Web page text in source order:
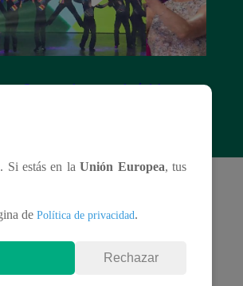
Samegender se apoderó del
Si estás en laUnión Europea, tus
de Política de privacidad.
Rechazar